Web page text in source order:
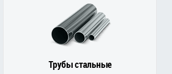
Трубы стальные